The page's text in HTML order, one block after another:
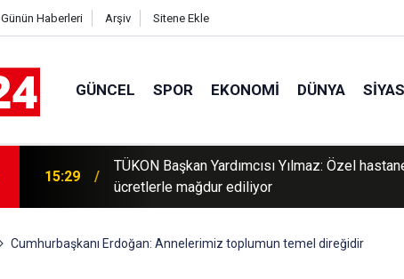
Günün Haberleri Arşiv Sitene Ekle
GÜNCEL SPOR EKONOMI DÜNYA
15:22 İstanbul merkezli operasyonda 39 şüpheli
Cumhurbaşkanı Erdoğan: Annelerimiz toplumun temel direğidir